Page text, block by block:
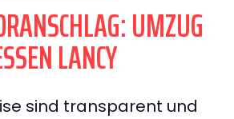
UMZUG
LANCY
sind transparent und